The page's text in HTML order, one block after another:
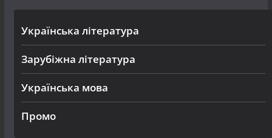
Українська література
Зарубіжна література
Українська мова
Промо